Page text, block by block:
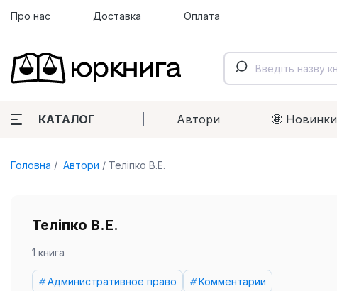
Про нас Доставка Оплата
КАТАЛОГ Автори 🤩 Новинки
Головна Автори Теліпко В.Е.
Теліпко В.Е.
1 книга
Административное право Комментарии